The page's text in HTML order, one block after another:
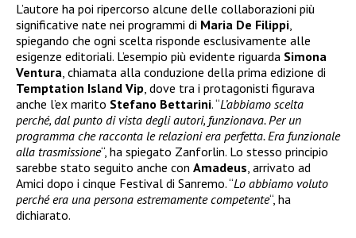
L’autore ha poi ripercorso alcune delle collaborazioni più
significative nate nei programmi di Maria De Filippi,
spiegando che ogni scelta risponde esclusivamente alle
esigenze editoriali. L’esempio più evidente riguarda Simona
Ventura, chiamata alla conduzione della prima edizione di
Temptation Island Vip, dove tra i protagonisti figurava
anche l’ex marito Stefano Bettarini. “L’abbiamo scelta
perché, dal punto di vista degli autori, funzionava. Per un
programma che racconta le relazioni era perfetta. Era funzionale
alla trasmissione“, ha spiegato Zanforlin. Lo stesso principio
sarebbe stato seguito anche con Amadeus, arrivato ad
Amici dopo i cinque Festival di Sanremo. “Lo abbiamo voluto
perché era una persona estremamente competente“, ha
dichiarato.